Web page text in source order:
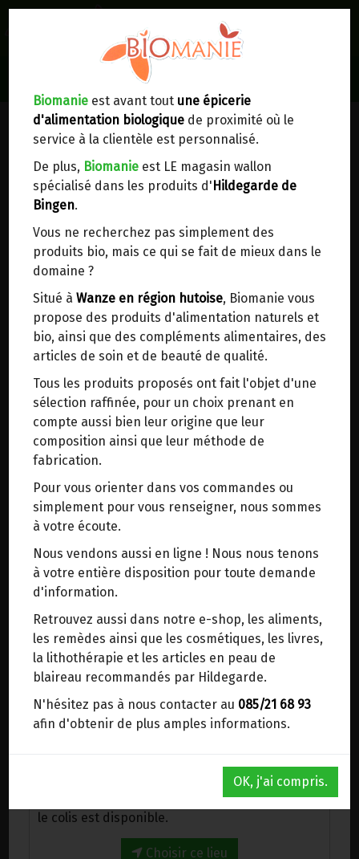
Biomanie est avant tout une épicerie
d'alimentation biologique de proximité où le
service à la clientèle est personnalisé.
De plus, Biomanie est LE magasin wallon
spécialisé dans les produits d' Hildegarde de
Bingen.
Vous ne recherchez pas simplement des
produits bio, mais ce qui se fait de mieux dans le
domaine ?
Situé à Wanze en région hutoise, Biomanie vous
propose des produits d'alimentation naturels et
bio, ainsi que des compléments alimentaires, des
articles de soin et de beauté de qualité.
Tous les produits proposés ont fait l'objet d'une
sélection raffinée, pour un choix prenant en
compte aussi bien leur origine que leur
composition ainsi que leur méthode de
fabrication.
Pour vous orienter dans vos commandes ou
simplement pour vous renseigner, nous sommes
à votre écoute.
Nous vendons aussi en ligne ! Nous nous tenons
à votre entière disposition pour toute demande
d'information.
Retrouvez aussi dans notre e-shop, les aliments,
les remèdes ainsi que les cosmétiques, les livres,
la lithothérapie et les articles en peau de
blaireau recommandés par Hildegarde.
N'hésitez pas à nous contacter au 085/21 68 93
afin d'obtenir de plus amples informations.
OK, j'ai compris.
Lieux de réception/livraison
Livraison à votre domicile
Nous envoyons votre commande à votre
domicile enBelgique, France, Luxembourg,
Royaume-Uni, Suisse, Pays-Bas, Portugal,
Espagne. Pour d'autres pays, merci de nous
contacter.
Choisir ce lieu
Dans un point d'enlèvement BPost
En choisissant un Point d’enlèvement ou un
distributeur bbox, vous permettez d’éviter des
trajets inutiles. En posant ce choix, vous
contribuez à la réduction des émissions de CO₂
de 30 % en moyenne. Et grâce au plus grand
réseau de distribution de Belgique, il y a
toujours une solution près de chez vous.
Venez chercher votre colis dans un point
d'enlèvement ou distributeur BBox de BPost :
points d'enlèvement ou distributeurs BBox
Merci de signaler dans les commentaires, le
point d'enlèvement choisi.
Sinon, vous pouvez envoyer un mail avec le
point d'enlèvement désiré ou bien nous vous
recontacterons afin de déterminer ensemble le
lieu de livraison choisi.
Choisir ce lieu
Au magasin de Wanze (BE)
Venez chercher votre commande au magasin,
le colis est disponible.
Choisir ce lieu
SEMELLES DE BLAIREAU T37
SUR COMMANDE
97.3€/pc
Ce produit est indisponible pour le moment.
DANS LA MÊME CATÉGORIE ...
CEINTURE FOURRURE DE BLAIREAU 80CM
+